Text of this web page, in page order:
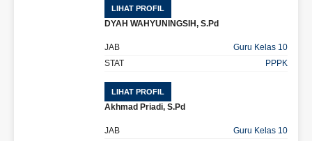
LIHAT PROFIL
DYAH WAHYUNINGSIH, S.Pd
JAB
Guru Kelas 10
STAT
PPPK
LIHAT PROFIL
Akhmad Priadi, S.Pd
JAB
Guru Kelas 10